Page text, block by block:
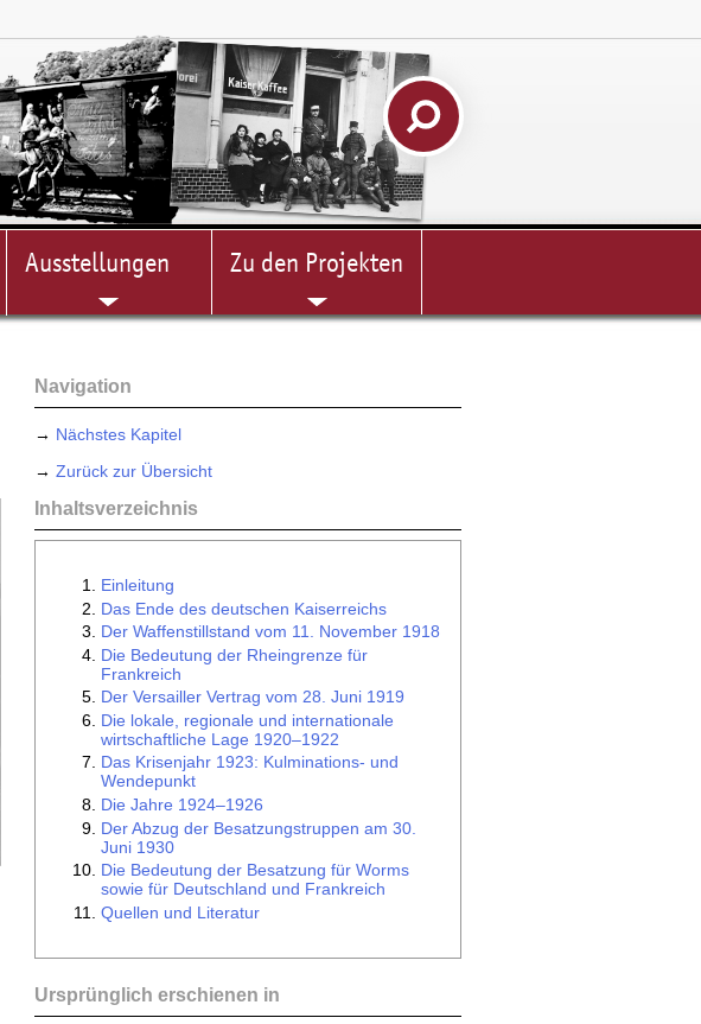
Ausstellungen Zu den Projekten
Navigation
→ Nächstes Kapitel
→Zurück zur Übersicht
Inhaltsverzeichnis
Einleitung
Das Ende des deutschen Kaiserreichs
Der Waffenstillstand vom 11. November 1918
Die Bedeutung der Rheingrenze für
Frankreich
Der Versailler Vertrag vom 28. Juni 1919
Die lokale, regionale und internationale
wirtschaftliche Lage 1920–1922
Das Krisenjahr 1923: Kulminations- und
Wendepunkt
Die Jahre 1924–1926
Der Abzug der Besatzungstruppen am 30.
Juni 1930
Die Bedeutung der Besatzung für Worms
sowie für Deutschland und Frankreich
Quellen und Literatur
Ursprünglich erschienen in